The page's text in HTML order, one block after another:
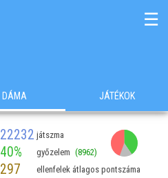
☰
DÁMA JÁTÉKOK
22232 játszma
40% győzelem (8962)
297 ellenfelek átlagos pontszáma